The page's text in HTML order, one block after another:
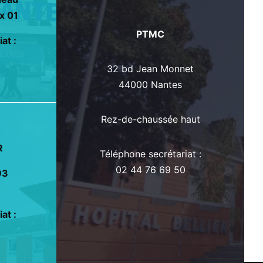
01
:
:
PTMC
32 bd Jean Monnet
44000 Nantes
Rez-de-chaussée haut
Téléphone secrétariat :
02 44 76 69 50